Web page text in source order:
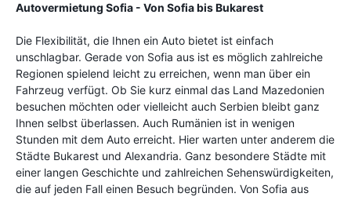
Autovermietung Sofia - Von Sofia bis Bukarest
Die Flexibilität, die Ihnen ein Auto bietet ist einfach
unschlagbar. Gerade von Sofia aus ist es möglich zahlreiche
Regionen spielend leicht zu erreichen, wenn man über ein
Fahrzeug verfügt. Ob Sie kurz einmal das Land Mazedonien
besuchen möchten oder vielleicht auch Serbien bleibt ganz
Ihnen selbst überlassen. Auch Rumänien ist in wenigen
Stunden mit dem Auto erreicht. Hier warten unter anderem die
Städte Bukarest und Alexandria. Ganz besondere Städte mit
einer langen Geschichte und zahlreichen Sehenswürdigkeiten,
die auf jeden Fall einen Besuch begründen. Von Sofia aus